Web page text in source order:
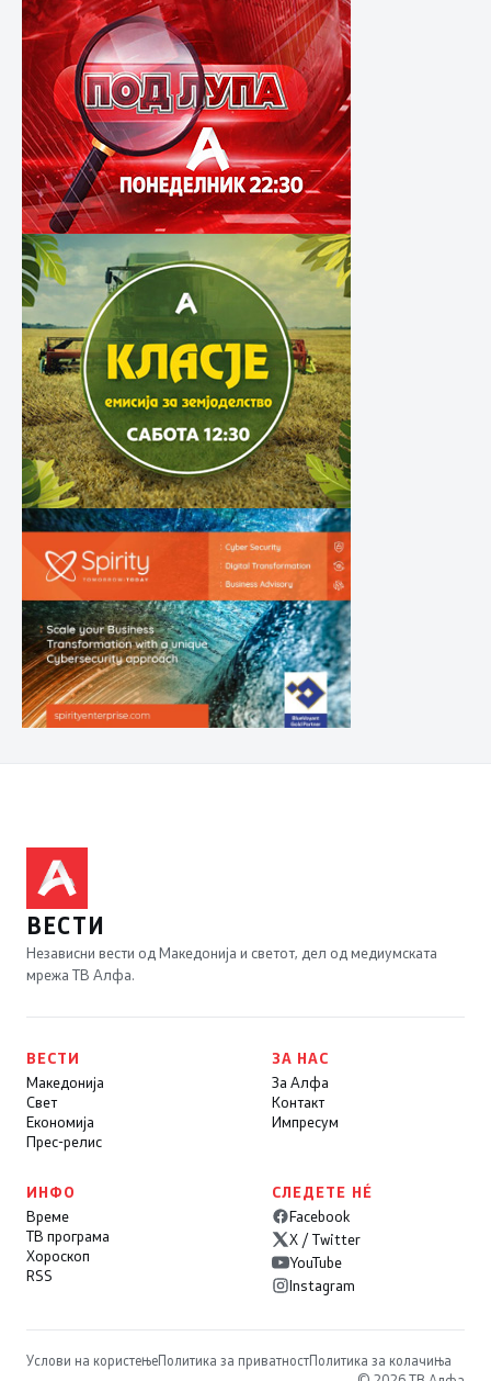
ВЕСТИ
Независни вести од Македонија и светот, дел од медиумската
мрежа ТВ Алфа.
ВЕСТИ
Македонија
Свет
Економија
Прес-релис
ЗА НАС
За Алфа
Контакт
Импресум
ИНФО
Време
ТВ програма
Хороскоп
RSS
СЛЕДЕТЕ НÉ
Facebook
X / Twitter
YouTube
Instagram
Услови на користењеПолитика за приватностПолитика за колачиња